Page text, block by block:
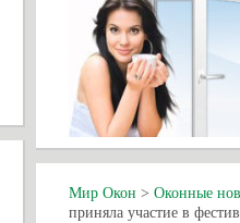
Мир Окон > Оконные
приняла участие в